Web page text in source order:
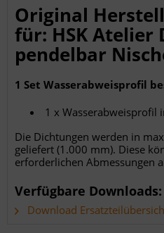
Original
für: HSK Atelier
pendelbar
1 Set Wasserabweisprofil
1 x Wasserabweisprofil
Die Dichtungen werden in
geliefert (1.000 mm). Diese
erforderlichen Abmessungen
Verfügbare Downloads:
Download